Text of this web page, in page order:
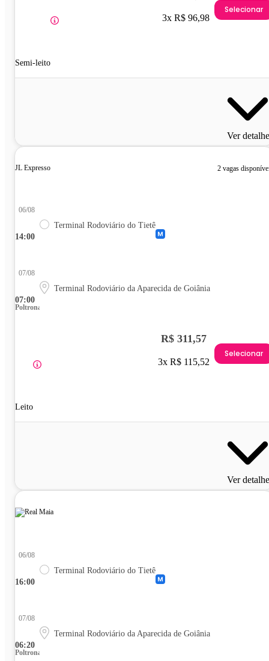
Semi-leito
3x R$ 96,98
Selecionar
Ver
JL Expresso 2 vagas
14:00
06/08
Terminal Rodoviário do Tietê
07:00
07/08
Terminal Rodoviário da Aparecida de Goiânia
Poltrona
Leito
R$ 311,57
3x R$ 115,52
Selecionar
Ver
16:00
06/08
Terminal Rodoviário do Tietê
06:20
07/08
Terminal Rodoviário da Aparecida de Goiânia
Poltrona